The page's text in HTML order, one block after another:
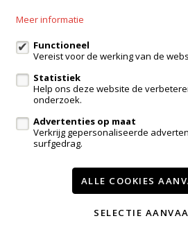
Verkocht
2
Meer informatie
Functioneel
Vereist voor de werking van de
Statistiek
Help ons deze website de
onderzoek.
Advertenties op maat
Verkrijg gepersonaliseerde
surfgedrag.
ALLE COOKIES
SELECTIE